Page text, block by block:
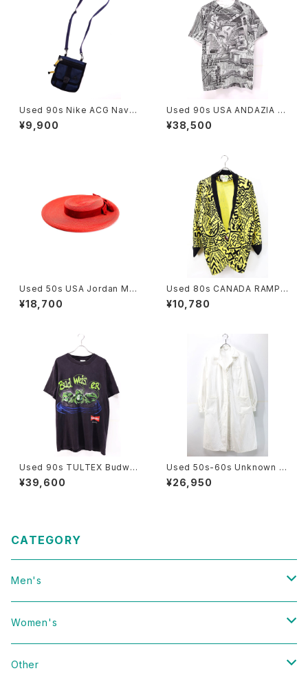
Used 90s Nike ACG Navy
Rip Stop 2Way Sacoche 古
着
¥9,900
Used 90s USA ANDAZIA M
C ESCHER Relativity Trick
Art All Over Graphic T-Shir
¥38,500
Used 50s USA Jordan Mar
sh BOSTON Red Velor Rib
bon Design Straw Hat Size
¥18,700
Used 80s CANADA RAMPA
GE Yellow×Black Pique Mi
ddle Design Jacket Size S
¥10,780
Used 90s TULTEX Budwei
ser Black 3Frog Both Grap
hic T-Shirt Size L 古着
¥39,600
Used 50s-60s Unknown W
hite Cotton Duster Coat Si
ze L 相当 古着
¥26,950
CATEGORY
Men's
Vintage
Domestic
Women's
Vintage
Other